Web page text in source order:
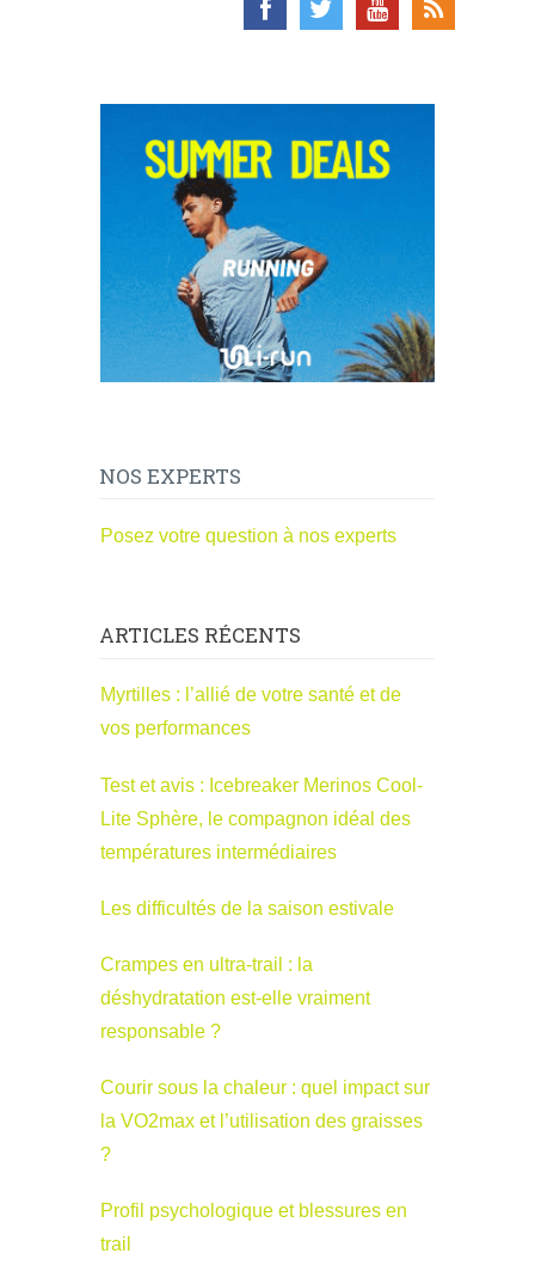
NOS EXPERTS
Posez votre question à nos experts
ARTICLES RÉCENTS
Myrtilles : l’allié de votre santé et de
vos performances
Test et avis : Icebreaker Merinos Cool-
Lite Sphère, le compagnon idéal des
températures intermédiaires
Les difficultés de la saison estivale
Crampes en ultra-trail : la
déshydratation est-elle vraiment
responsable ?
Courir sous la chaleur : quel impact sur
la VO2max et l’utilisation des graisses
?
Profil psychologique et blessures en
trail